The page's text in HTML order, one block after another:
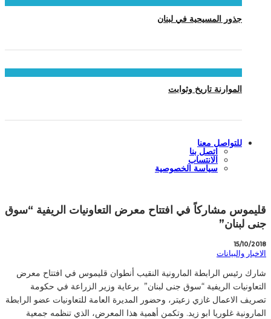
جذور المسيحية في لبنان
الموارنة تاريخ وثوابت
للتواصل معنا
اتصل بنا
الانتساب
سياسة الخصوصية
قليموس مشاركاً في افتتاح معرض التعاونيات الريفية “سوق
جنى لبنان”
15/10/2018
الاخبار والبيانات
شارك رئيس الرابطة المارونية النقيب أنطوان قليموس في افتتاح معرض
التعاونيات الريفية “سوق جنى لبنان” برعاية وزير الزراعة في حكومة
تصريف الاعمال غازي زعيتر، وحضور المديرة العامة للتعاونيات عضو الرابطة
المارونية غلوريا ابو زيد. وتكمن أهمية هذا المعرض، الذي تنظمه جمعية